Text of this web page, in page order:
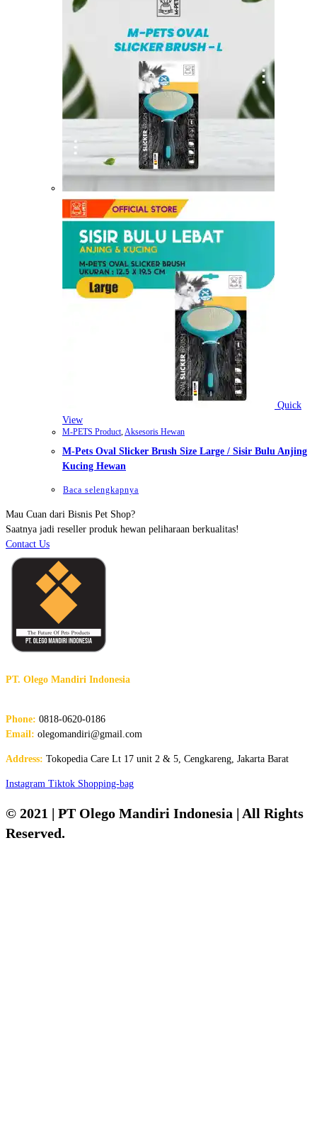
Quick
View
M-PETS Product Aksesoris Hewan
M-Pets Oval Slicker Brush Size Large / Sisir Bulu Anjing
Kucing Hewan
Baca selengkapnya
Mau Cuan dari Bisnis Pet Shop?
Saatnya jadi reseller produk hewan peliharaan berkualitas!
Contact Us
PT. Olego Mandiri Indonesia
Phone: 0818-0620-0186
Email: olegomandiri@gmail.com
Address: Tokopedia Care Lt 17 unit 2 & 5, Cengkareng, Jakarta Barat
Instagram Tiktok Shopping-bag
© 2021 | PT Olego Mandiri Indonesia | All Rights
Reserved.